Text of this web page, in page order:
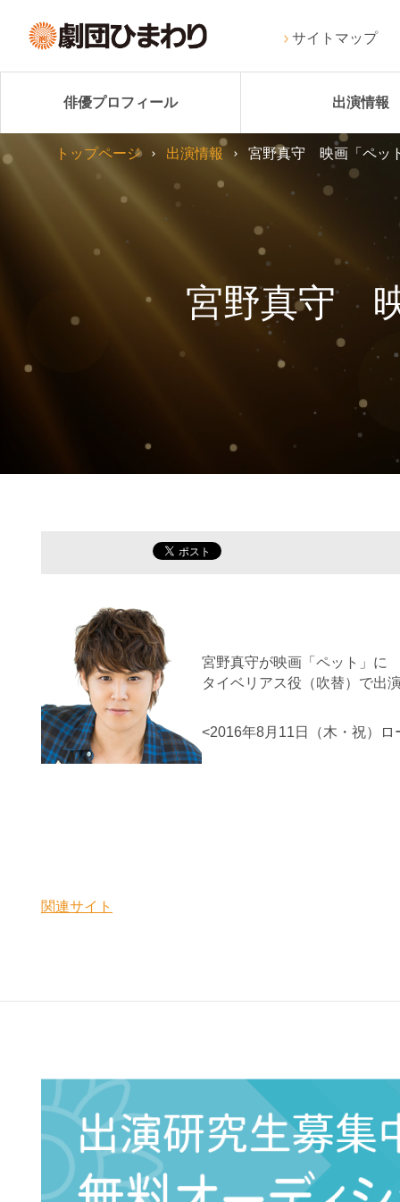
サイトマップ
俳優プロフィール 出演情報
宮野真守
トップページ 出演情報 宮野真守 映画「ペッ
宮野真守が映画「ペット」に
タイベリアス役（吹替）で出
<2016年8月11日（木・祝）ロ
関連サイト